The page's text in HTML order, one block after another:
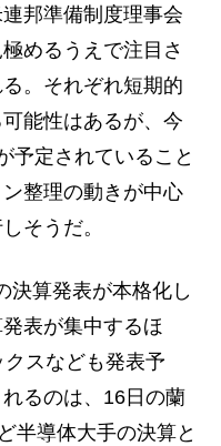
邦準備制度理事会
めるうえで注目さ
。それぞれ短期的
能性はあるが、今
予定されていること
整理の動きが中心
そうだ。
算発表が本格化し
表が集中するほ
スなども発表予
るのは、16日の蘭
半導体大手の決算と